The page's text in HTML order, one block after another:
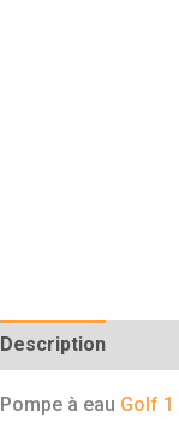
Description
Pompe à eau Golf 1